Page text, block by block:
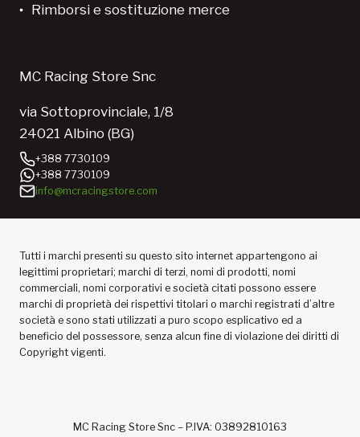
Rimborsi e sostituzione merce
MC Racing Store Snc
via Sottoprovinciale, 1/8
24021 Albino (BG)
+388 7730109
+388 7730109
info@mcracingstore.com
Tutti i marchi presenti su questo sito internet appartengono ai
legittimi proprietari; marchi di terzi, nomi di prodotti, nomi
commerciali, nomi corporativi e società citati possono essere
marchi di proprietà dei rispettivi titolari o marchi registrati d’altre
società e sono stati utilizzati a puro scopo esplicativo ed a
beneficio del possessore, senza alcun fine di violazione dei diritti di
Copyright vigenti.
MC Racing Store Snc – P.IVA: 03892810163